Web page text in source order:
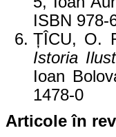
ISBN 978-
ȚÎCU, O.
Istoria
Ioan
1478-0
Articole în